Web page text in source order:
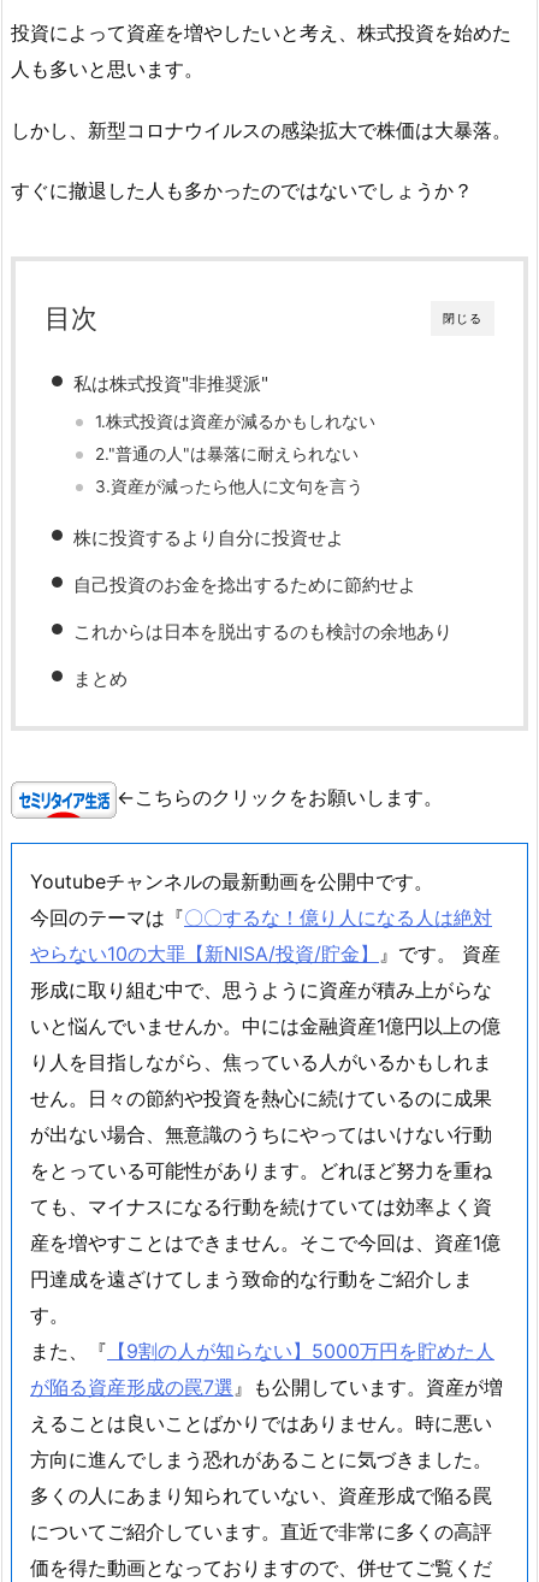
投資によって資産を増やしたいと考え、株式投資を始めた
人も多いと思います。
しかし、新型コロナウイルスの感染拡大で株価は大暴落。
すぐに撤退した人も多かったのではないでしょうか？
閉じる
目次
私は株式投資"非推奨派"
1.株式投資は資産が減るかもしれない
2."普通の人"は暴落に耐えられない
3.資産が減ったら他人に文句を言う
株に投資するより自分に投資せよ
自己投資のお金を捻出するために節約せよ
これからは日本を脱出するのも検討の余地あり
まとめ
←こちらのクリックをお願いします。
Youtubeチャンネルの最新動画を公開中です。
今回のテーマは『〇〇するな！億り人になる人は絶対
やらない10の大罪【新NISA/投資/貯金】 』です。 資産
形成に取り組む中で、思うように資産が積み上がらな
いと悩んでいませんか。中には金融資産1億円以上の億
り人を目指しながら、焦っている人がいるかもしれま
せん。日々の節約や投資を熱心に続けているのに成果
が出ない場合、無意識のうちにやってはいけない行動
をとっている可能性があります。どれほど努力を重ね
ても、マイナスになる行動を続けていては効率よく資
産を増やすことはできません。そこで今回は、資産1億
円達成を遠ざけてしまう致命的な行動をご紹介しま
す。
また、『 【9割の人が知らない】5000万円を貯めた人
が陥る資産形成の罠7選』も公開しています。資産が増
えることは良いことばかりではありません。時に悪い
方向に進んでしまう恐れがあることに気づきました。
多くの人にあまり知られていない、資産形成で陥る罠
についてご紹介しています。直近で非常に多くの高評
価を得た動画となっておりますので、併せてご覧くだ